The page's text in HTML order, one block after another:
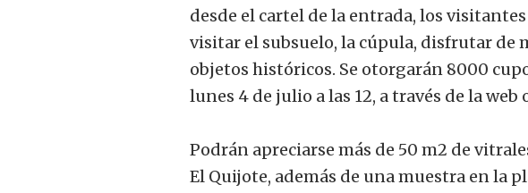
desde el cartel de la entrada, los
visitar el subsuelo, la cúpula, disfrutar de
objetos históricos. Se otorgarán 8000
lunes 4 de julio a las 12, a través de la
Podrán apreciarse más de 50 m2 de
El Quijote, además de una muestra en la